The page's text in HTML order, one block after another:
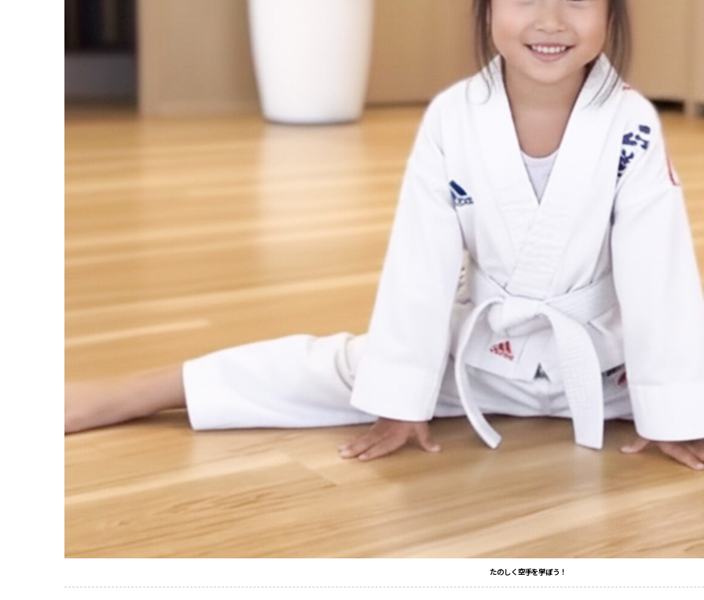
たのしく空手を学ぼう！